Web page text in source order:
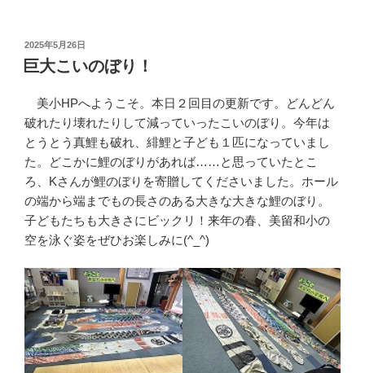
投
稿
日:
2025年5月26日
巨大こいのぼり！
美小HPへようこそ。本日２回目の更新です。どんどん
破れたり壊れたりして減っていったこいのぼり。今年は
とうとう真鯉も破れ、緋鯉と子ども１匹になっていまし
た。どこかに鯉のぼりがあれば……と思っていたとこ
ろ、Kさんが鯉のぼりを寄贈してくださいました。ホール
の端から端までもの長さのある大きな大きな鯉のぼり。
子どもたちも大きさにビックリ！来年の春、美留和小の
空を泳ぐ姿をぜひお楽しみに(^_^)